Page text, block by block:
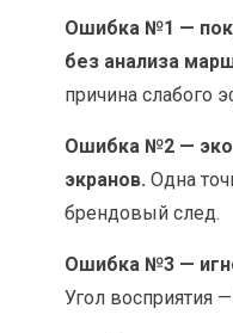
Ошибка №1 —
без анализа
причина слабого
Ошибка №2 —
экранов. Одна
брендовый след.
Ошибка №3 —
Угол восприятия